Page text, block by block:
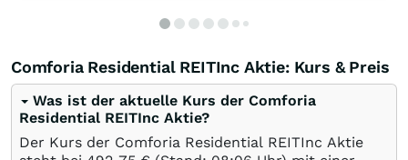
Comforia Residential REITInc Aktie: Kurs & Preis
Was ist der aktuelle Kurs der Comforia
Residential REITInc Aktie?
Der Kurs der Comforia Residential REITInc Aktie